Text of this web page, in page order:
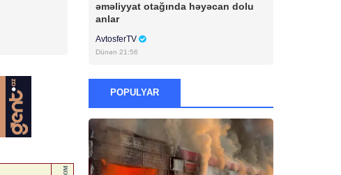
əməliyyat otağında həyəcan dolu
anlar
AvtosferTV
Dünən 21:56
POPULYAR